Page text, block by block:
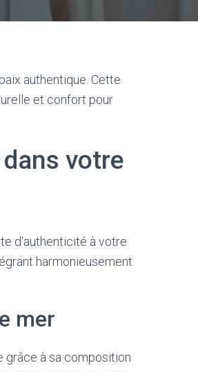
authentique. Cette
et confort pour
votre
d'authenticité à votre
harmonieusement
mer
grâce à sa composition